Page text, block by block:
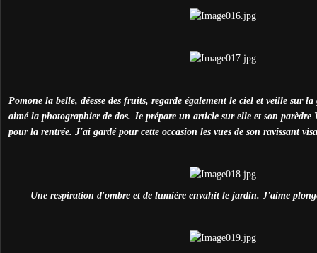
Pomone la belle, déesse des fruits, regarde également le ciel et veille sur
aimé la photographier de dos. Je prépare un article sur elle et son parèdre
pour la rentrée. J'ai gardé pour cette occasion les vues de son ravissant
Une respiration d'ombre et de lumière envahit le jardin. J'aime